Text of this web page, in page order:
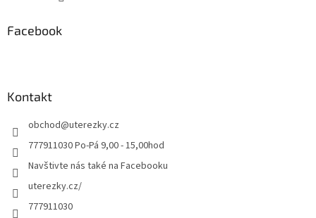
Facebook
Kontakt
obchod@uterezky.cz
777911030 Po-Pá 9,00 - 15,00hod
Navštivte nás také na Facebooku
uterezky.cz/
777911030